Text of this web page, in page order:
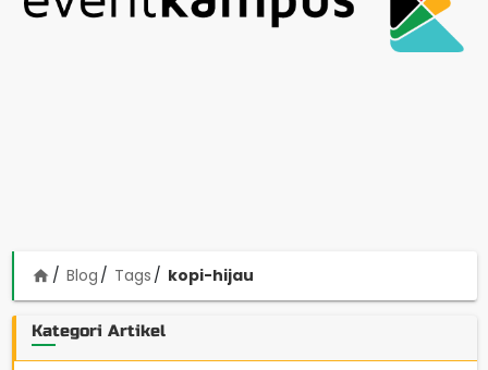
home Blog Tags kopi-hijau
Kategori Artikel